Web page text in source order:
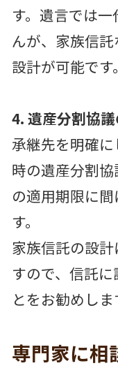
す。遺言では
んが、家族信
設計が可能です。
4. 遺産分割協
承継先を明確
時の遺産分割
の適用期限に
す。
家族信託の設
すので、信託
とをお勧めしま
専門家に相